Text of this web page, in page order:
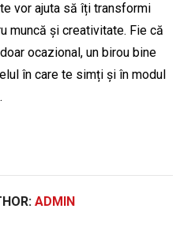
vor ajuta să îți transformi
muncă și creativitate. Fie că
ocazional, un birou bine
în care te simți și în modul
ADMIN